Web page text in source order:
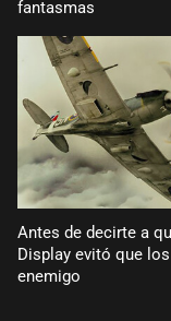
fantasmas
Antes de decirte a
Display evitó que
enemigo